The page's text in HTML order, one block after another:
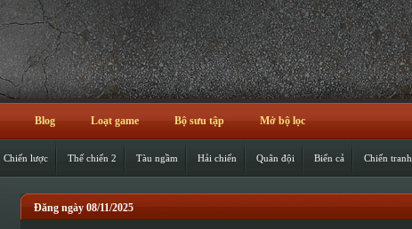
Blog Loạt game Bộ sưu tập Mở bộ lọc
Chiến lược Thế chiến 2 Tàu ngầm Hải chiến Quân đội Biển cả Chiến tranh
Đăng ngày 08/11/2025